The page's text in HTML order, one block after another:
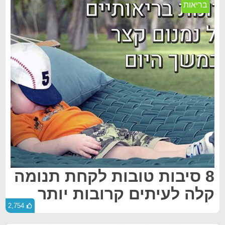
בריאות
8 סיבות טובות לקחת תנומה
קלה לעיתים קרובות יותר
2,754